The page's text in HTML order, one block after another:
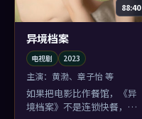
88:40
异境档案
电视剧 2023
主演： 黄渤、章子怡 等
如果把电影比作餐馆，《异
境档案》不是连锁快餐，是